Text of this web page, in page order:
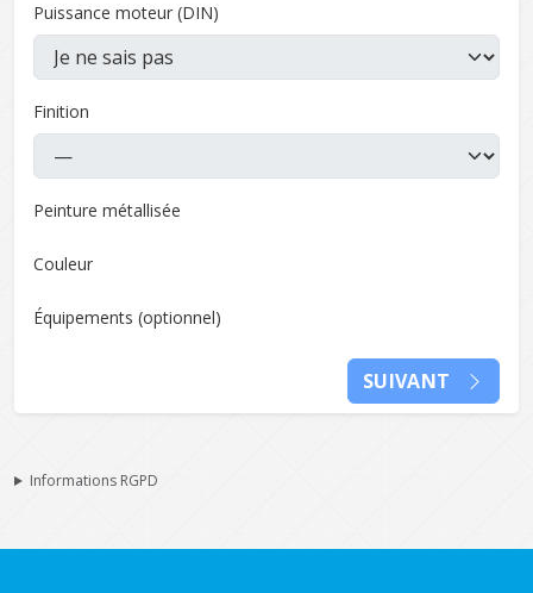
Puissance moteur (DIN)
Finition
Peinture métallisée
Couleur
Équipements (optionnel)
SUIVANT
Informations RGPD